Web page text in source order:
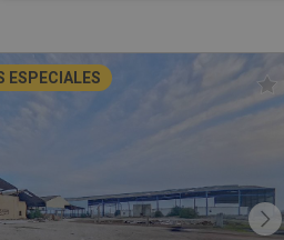
ESPECIALES